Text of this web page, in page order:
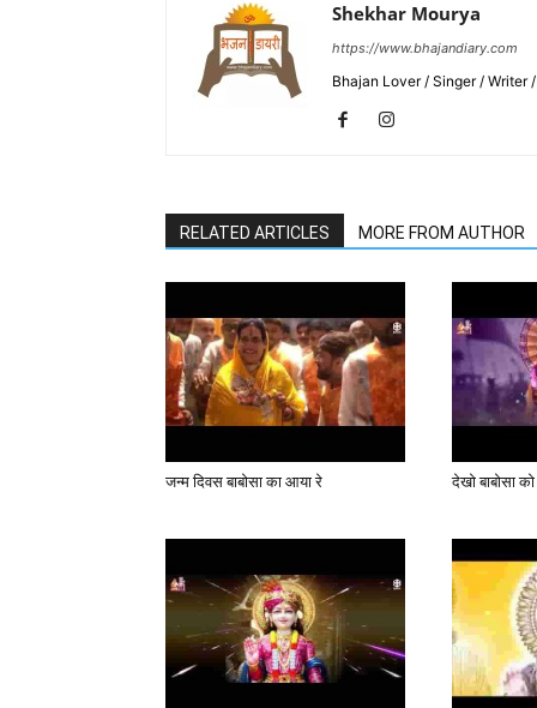
Shekhar Mourya
https://www.bhajandiary.com
Bhajan Lover / Singer / Writer
RELATED ARTICLES MORE FROM AUTHOR
जन्म दिवस बाबोसा का आया रे देखो बाबोसा